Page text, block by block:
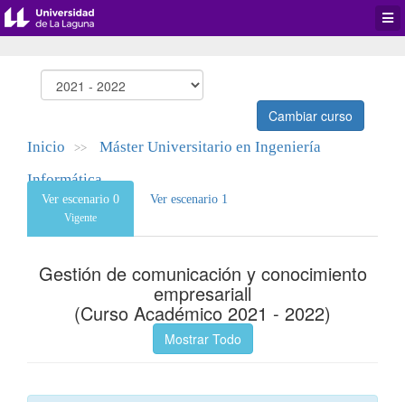
Cambiar curso
Inicio >>
Máster Universitario en Ingeniería
Informática
Ver escenario 0
Vigente
Ver escenario 1
Gestión de comunicación y conocimiento
empresariall
(Curso Académico 2021 - 2022)
Mostrar Todo